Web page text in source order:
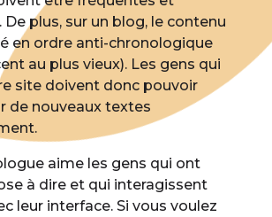
plus, sur un blog, le contenu
en ordre anti-chronologique
au plus vieux). Les gens qui
site doivent donc pouvoir
de nouveaux textes
aime les gens qui ont
à dire et qui interagissent
leur interface. Si vous voulez